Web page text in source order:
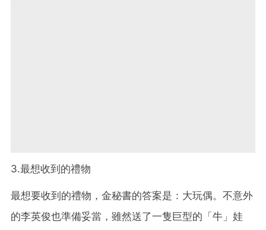
3.最想收到的禮物
最想要收到的禮物，金秘書的答案是：大玩偶。不意外
的李英俊也準備妥當，雖然送了一隻巨型的「牛」娃